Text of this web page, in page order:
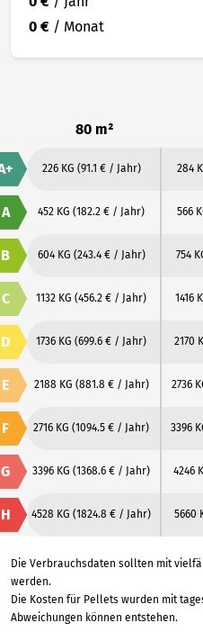
0 € / Monat
80 m²
226 KG (91.1 € / Jahr) 284
A 452 KG (182.2 € / Jahr) 566
B 604 KG (243.4 € / Jahr) 754
C 1132 KG (456.2 € / Jahr) 1416
D 1736 KG (699.6 € / Jahr) 2170
E 2188 KG (881.8 € / Jahr) 2736
F 2716 KG (1094.5 € / Jahr) 3396
G 3396 KG (1368.6 € / Jahr) 4246
H 4528 KG (1824.8 € / Jahr) 5660
Die Verbrauchsdaten sollten mit
werden.
Die Kosten für Pellets wurden mit
Abweichungen können entstehen.